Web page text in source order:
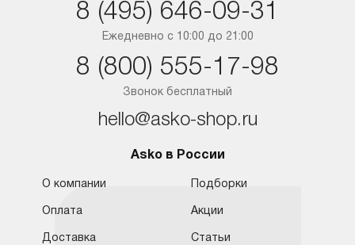
Ростов-на-Дону
Ежедневно с 10:00 до 21:00
8 (495) 646-09-31
Звонок бесплатный
8 (800) 555-17-98
hello@asko-shop.ru
Asko в России
О компании
Оплата
Доставка
Подборки
Акции
Статьи